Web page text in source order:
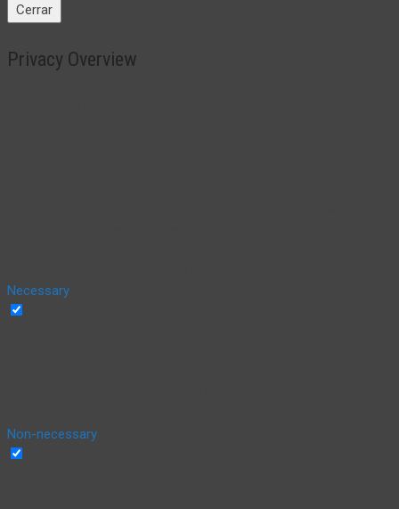
Cerrar
Privacy Overview
Necessary
Non-necessary